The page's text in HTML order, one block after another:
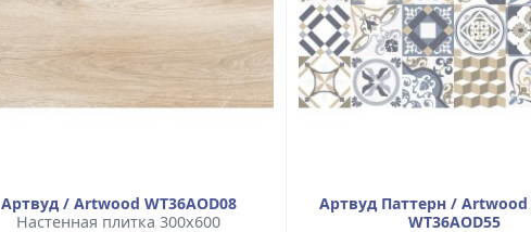
Артвуд / Artwood WT36AOD08
Настенная плитка 300x600
Артвуд Паттерн /
WT36AOD55